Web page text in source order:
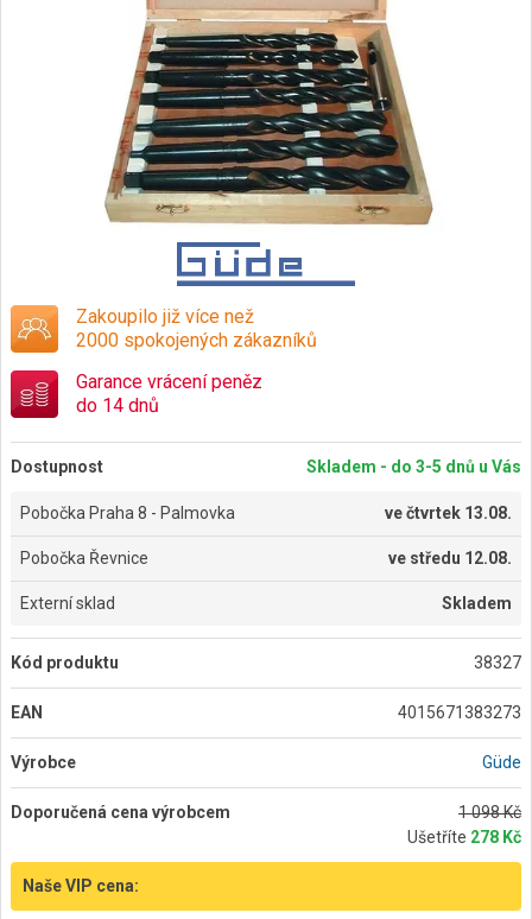
Zakoupilo již více než
2000 spokojených zákazníků
Garance vrácení peněz
do 14 dnů
Dostupnost Skladem - do 3-5 dnů u Vás
Pobočka Praha 8 - Palmovka večtvrtek 13.08.
Pobočka Řevnice ve středu 12.08.
Externí sklad Skladem
Kód produktu 38327
EAN 4015671383273
Výrobce Güde
Doporučená cena výrobcem
1 098 Kč
Ušetříte 278 Kč
Naše VIP cena: